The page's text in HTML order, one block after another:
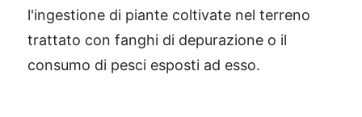
l'ingestione di piante coltivate nel terreno
trattato con fanghi di depurazione o il
consumo di pesci esposti ad esso.